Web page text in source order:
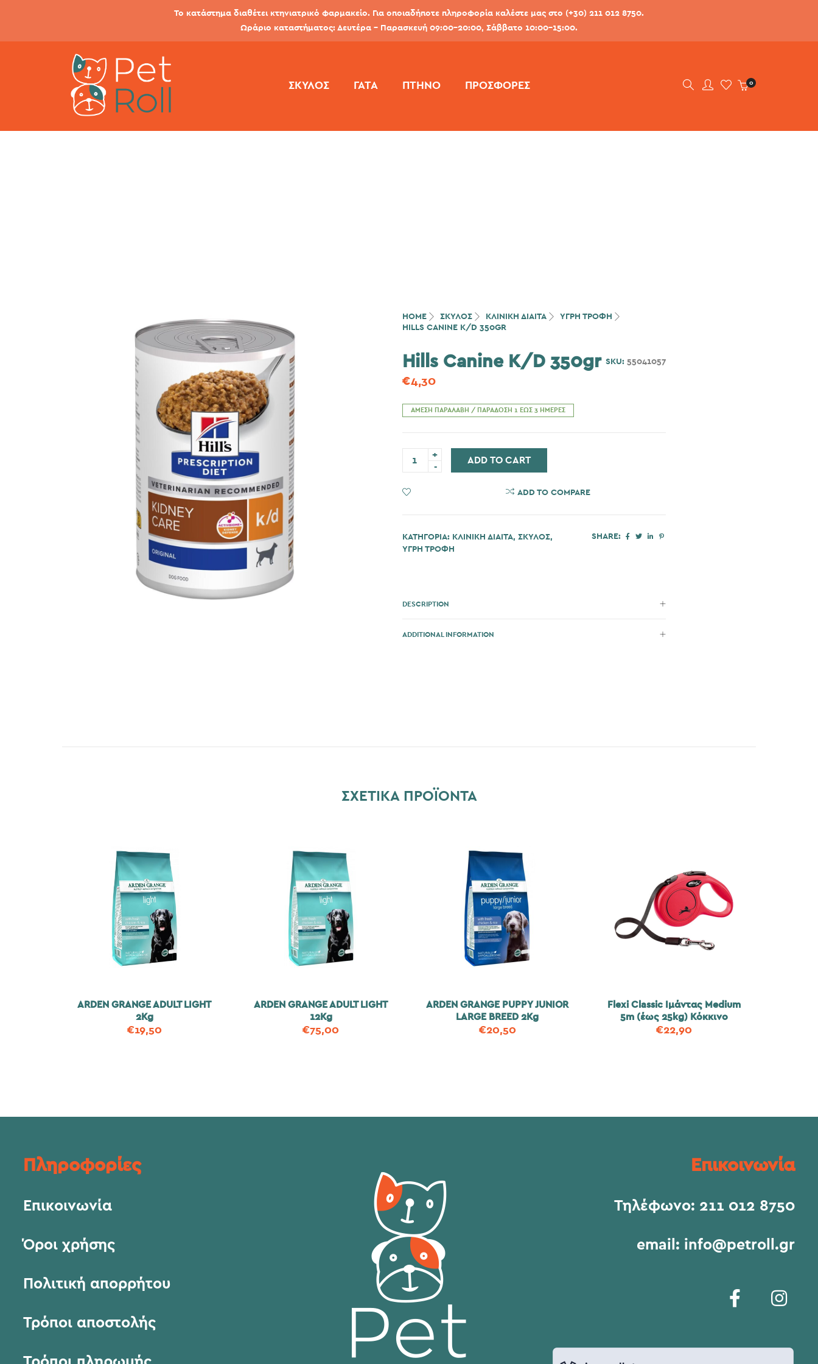
Το κατάστημα διαθέτει κτηνιατρικό φαρμακείο. Για οποιαδήποτε πληροφορία καλέστε μας στο (+30) 211 012 8750.
Ωράριο καταστήματος: Δευτέρα - Παρασκευή 09:00-20:00, Σάββατο 10:00-15:00.
ΣΚΎΛΟΣ ΓΆΤΑ ΠΤΗΝΌ ΠΡΟΣΦΟΡΕΣ 0
HOME ΣΚΎΛΟΣ ΚΛΙΝΙΚΗ ΔΙΑΙΤΑ
ΥΓΡΗ ΤΡΟΦΗ
HILLS CANINE K/D 350GR
Hills Canine K/D 350gr
€4,30
SKU: 55041057
ΆΜΕΣΗ ΠΑΡΑΛΑΒΉ / ΠΑΡΆΔΟΣΗ 1 ΈΩΣ 3 ΗΜΈΡΕΣ
Canine
ποσότητα
ADD TO CART
ADD TO COMPARE
ΚΑΤΗΓΟΡΊΑ: ΚΛΙΝΙΚΗ ΔΙΑΙΤΑ, ΣΚΎΛΟΣ,
ΥΓΡΗ ΤΡΟΦΗ
SHARE:
DESCRIPTION
ADDITIONAL INFORMATION
ΣΧΕΤΙΚΆ ΠΡΟΪΌΝΤΑ
ARDEN GRANGE ADULT LIGHT
2Kg
€19,50
ARDEN GRANGE ADULT LIGHT
12Kg
€75,00
ARDEN GRANGE PUPPY JUNIOR
LARGE BREED 2Kg
€20,50
Flexi Classic Ιμάντας Medium
5m (έως 25kg) Κόκκινο
€22,90
Πληροφορίες
Επικοινωνία
Όροι χρήσης
Πολιτική απορρήτου
Τρόποι αποστολής
Επικοινωνία
Τηλέφωνο: 211 012 8750
email: info@petroll.gr